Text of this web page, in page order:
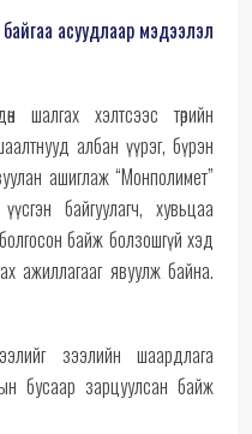
асуудлаар мэдээлэл
шалгах хэлтсээс төрийн
албан үүрэг, бүрэн
ашиглаж “Монполимет”
байгуулагч, хувьцаа
байж болзошгүй хэд
ажиллагааг явуулж байна.
зээлийн шаардлага
бусаар зарцуулсан байж